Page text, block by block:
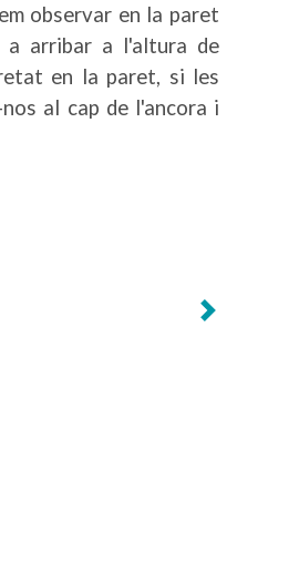
observar en la paret
a arribar a l'altura de
en la paret, si les
al cap de l'ancora i